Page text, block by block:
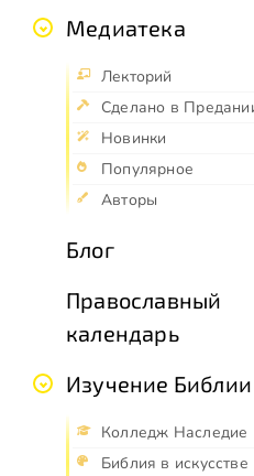
Медиатека
Лекторий
Сделано в
Новинки
Популярное
Авторы
Блог
Православный
календарь
Изучение Библии
Колледж Наследие
Библия в искусстве